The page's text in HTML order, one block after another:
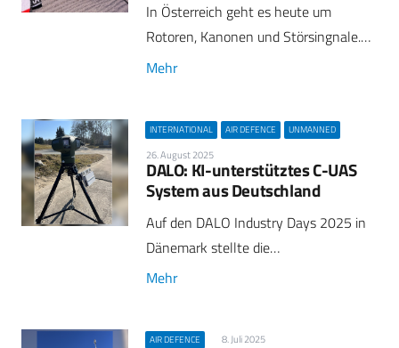
In Österreich geht es heute um
Rotoren, Kanonen und Störsingnale.…
Mehr
INTERNATIONAL AIR DEFENCE UNMANNED
26. August 2025
DALO: KI-unterstütztes C-UAS
System aus Deutschland
Auf den DALO Industry Days 2025 in
Dänemark stellte die…
Mehr
AIR DEFENCE 8. Juli 2025